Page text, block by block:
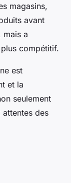
magasins,
avant
mais a
compétitif.
est
et la
seulement
des